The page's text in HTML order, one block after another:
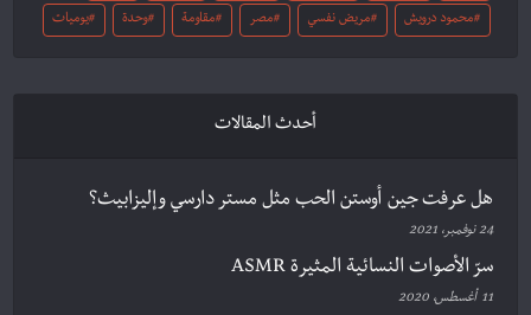
محمود درويش مريض نفسي مصر مقاومة وحدة يوميات
أحدث المقالات
هل عرفت جين أوستن الحب مثل مستر دارسي وإليزابيث؟
24 نوفمبر، 2021
سرّ الأصوات النسائية المثيرة ASMR
11 أغسطس، 2020